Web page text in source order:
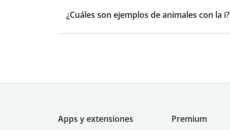
¿Cuáles son ejemplos de animales con la i?
Apps y extensiones
Premium